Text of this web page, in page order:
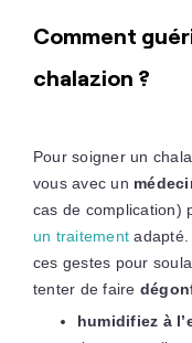
Comment
chalazion ?
Pour soigner un
vous avec un
cas de complication)
un traitement adapté.
ces gestes pour
tenter de faire
humidifiez à